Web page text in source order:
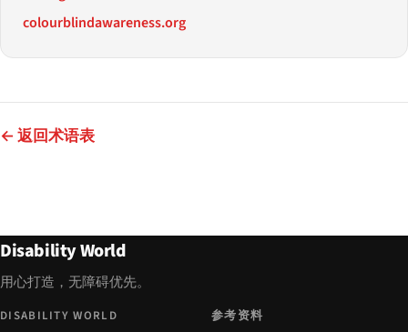
colourblindawareness.org
← 返回术语表
Disability World
用心打造，无障碍优先。
DISABILITY WORLD 参考资料